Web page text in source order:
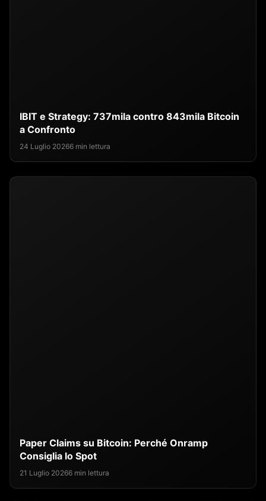
IBIT e Strategy: 737mila contro 843mila Bitcoin
a Confronto
24 Luglio 20266 min lettura
Paper Claims su Bitcoin: Perché Onramp
Consiglia lo Spot
21 Luglio 20266 min lettura